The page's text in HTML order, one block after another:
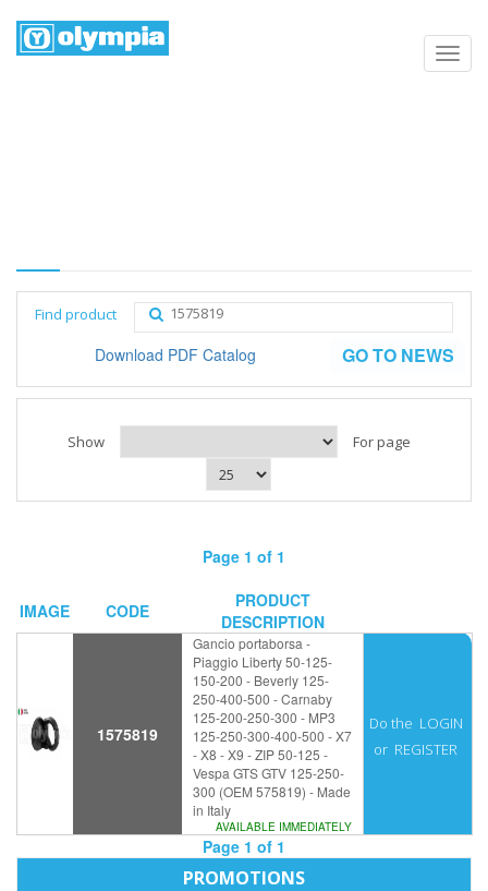
Find product
GO TO NEWS
Download PDF Catalog
Show For page
Page 1 of 1
IMAGE CODE
PRODUCT
DESCRIPTION
1575819
Gancio portaborsa -
Piaggio Liberty 50-125-
150-200 - Beverly 125-
250-400-500 - Carnaby
125-200-250-300 - MP3
125-250-300-400-500 - X7
- X8 - X9 - ZIP 50-125 -
Vespa GTS GTV 125-250-
300 (OEM 575819) - Made
in Italy
AVAILABLE IMMEDIATELY
Do the LOGIN
or REGISTER
Page 1 of 1
PROMOTIONS